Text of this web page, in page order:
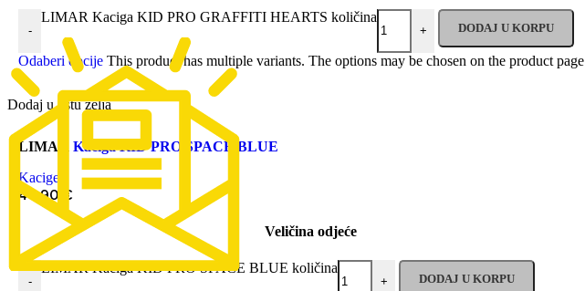
-
LIMAR Kaciga KID PRO GRAFFITI HEARTS količina
+ DODAJ U KORPU
Odaberi opcije This product has multiple variants. The options may be chosen on the product page
Dodaj u listu želja
LIMAR
Kaciga KID PRO SPACE BLUE
Kacige
44,90 €
Veličina odjeće
-
LIMAR Kaciga KID PRO SPACE BLUE količina
+ DODAJ U KORPU